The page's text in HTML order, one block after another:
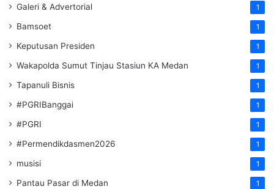
Galeri & Advertorial 1
Bamsoet 1
Keputusan Presiden 1
Wakapolda Sumut Tinjau Stasiun KA Medan 1
Tapanuli Bisnis 1
#PGRIBanggai 1
#PGRI 1
#Permendikdasmen2026 1
musisi 1
Pantau Pasar di Medan 1